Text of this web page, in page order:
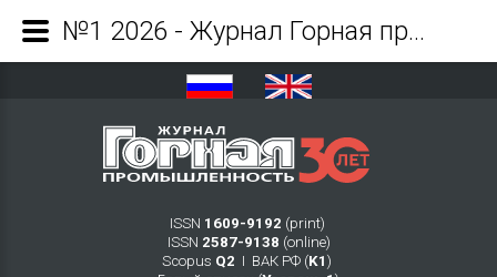
ISSN 1609-9192 (print)
ISSN 2587-9138 (online)
Scopus Q2 Ι ВАК РФ (K1 )
№1 2026 - Журнал Горная промышленность